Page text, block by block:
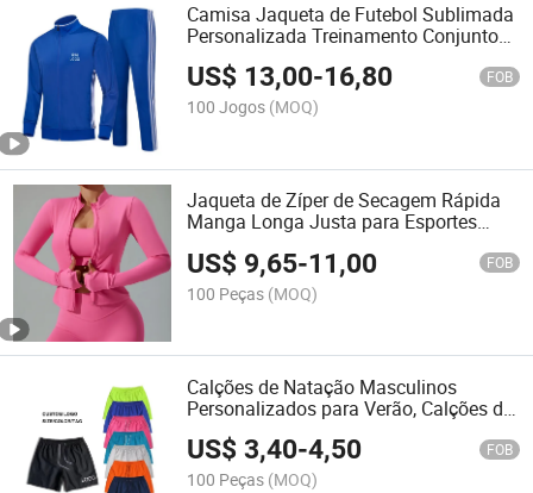
Camisa Jaqueta de Futebol Sublimada
Personalizada Treinamento Conjunto
de Roupas de Futebol
US$ 13,00-16,80 FOB
100 Jogos (MOQ)
Jaqueta de Zíper de Secagem Rápida
Manga Longa Justa para Esportes
US$ 9,65-11,00 FOB
100 Peças (MOQ)
Calções de Natação Masculinos
Personalizados para Verão, Calções de
Corrida
US$3,40-4,50 FOB
100 Peças (MOQ)